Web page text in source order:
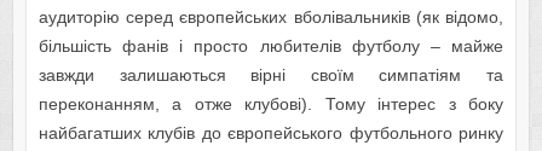
аудиторію серед європейських вболівальників (як відомо,
більшість фанів і просто любителів футболу – майже
завжди залишаються вірні своїм симпатіям та
переконанням, а отже клубові). Тому інтерес з боку
найбагатших клубів до європейського футбольного ринку